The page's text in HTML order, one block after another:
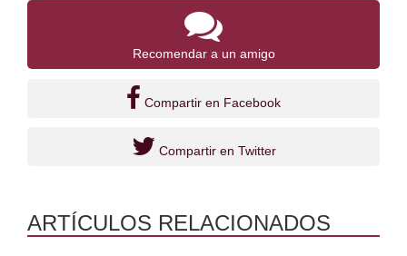
Recomendar a un amigo
Compartir en Facebook
Compartir en Twitter
ARTÍCULOS RELACIONADOS